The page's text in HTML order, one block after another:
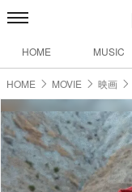
HOME MUSIC
HOME MOVIE 映画